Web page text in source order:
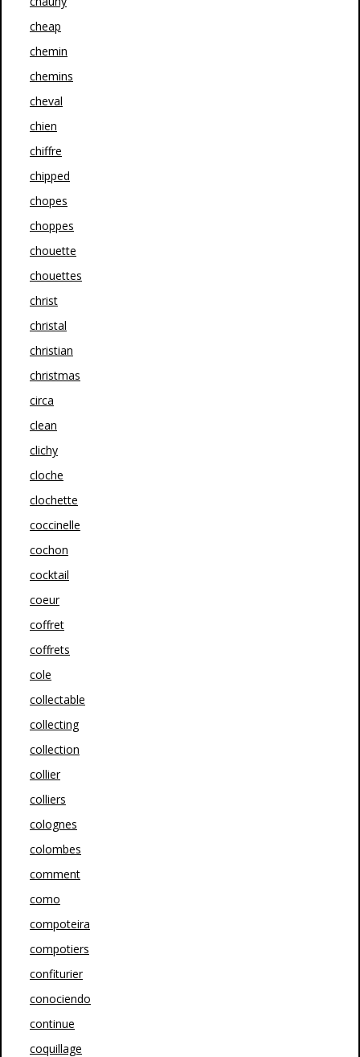
cheap
chemin
chemins
cheval
chien
chiffre
chipped
chopes
choppes
chouette
chouettes
christ
christal
christian
christmas
circa
clean
clichy
cloche
clochette
coccinelle
cochon
cocktail
coeur
coffret
coffrets
cole
collectable
collecting
collection
collier
colliers
colognes
colombes
comment
como
compoteira
compotiers
confiturier
conociendo
continue
coquillage